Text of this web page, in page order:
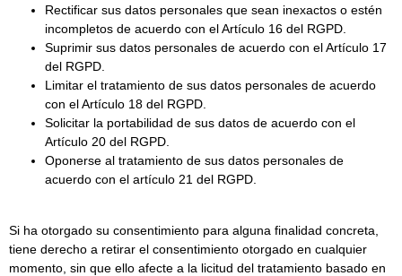
Rectificar sus datos personales que sean inexactos o estén
incompletos de acuerdo con el Artículo 16 del RGPD.
Suprimir sus datos personales de acuerdo con el Artículo 17
del RGPD.
Limitar el tratamiento de sus datos personales de acuerdo
con el Artículo 18 del RGPD.
Solicitar la portabilidad de sus datos de acuerdo con el
Artículo 20 del RGPD.
Oponerse al tratamiento de sus datos personales de
acuerdo con el artículo 21 del RGPD.
Si ha otorgado su consentimiento para alguna finalidad concreta,
tiene derecho a retirar el consentimiento otorgado en cualquier
momento, sin que ello afecte a la licitud del tratamiento basado en